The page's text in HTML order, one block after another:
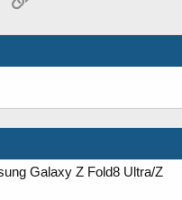
Galaxy Z Fold8 Ultra/Z